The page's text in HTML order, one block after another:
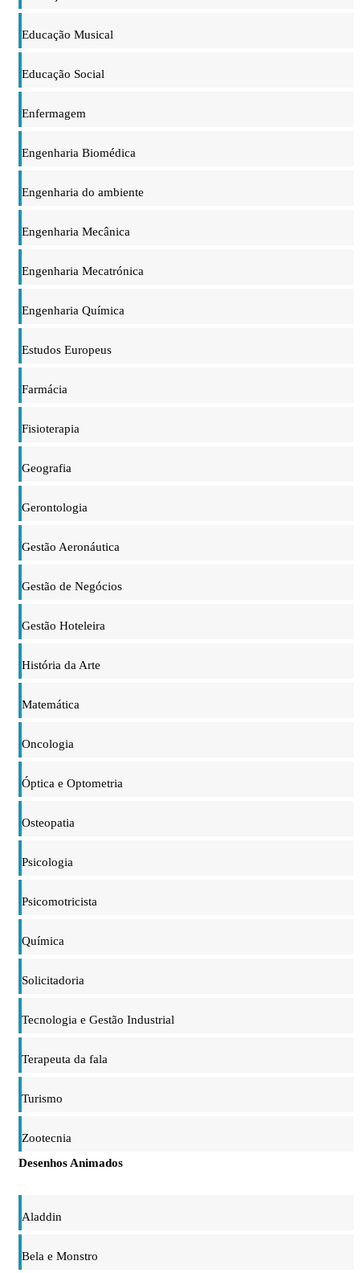
Educação Musical
Educação Social
Enfermagem
Engenharia Biomédica
Engenharia do ambiente
Engenharia Mecânica
Engenharia Mecatrónica
Engenharia Química
Estudos Europeus
Farmácia
Fisioterapia
Geografia
Gerontologia
Gestão Aeronáutica
Gestão de Negócios
Gestão Hoteleira
História da Arte
Matemática
Oncologia
Óptica e Optometria
Osteopatia
Psicologia
Psicomotricista
Química
Solicitadoria
Tecnologia e Gestão Industrial
Terapeuta da fala
Turismo
Zootecnia
Desenhos Animados
Aladdin
Bela e Monstro